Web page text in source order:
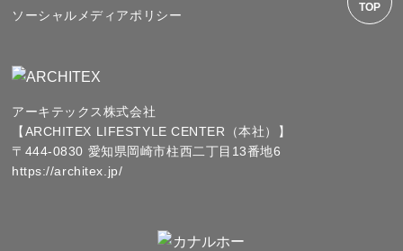
TOP
ソーシャルメディアポリシー
アーキテックス株式会社
【ARCHITEX LIFESTYLE CENTER（本社）】
〒444-0830 愛知県岡崎市柱西二丁目13番地6
https://architex.jp/